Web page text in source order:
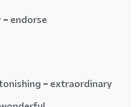
endorse
= extraordinary